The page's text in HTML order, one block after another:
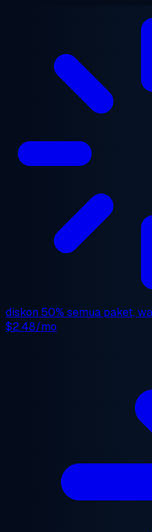
diskon 50% semua paket,
$2.48/mo